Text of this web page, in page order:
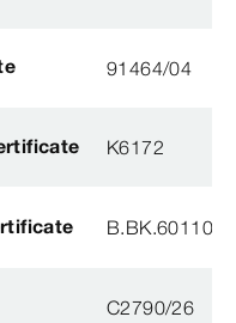
91464/04
K6172
C2790/26